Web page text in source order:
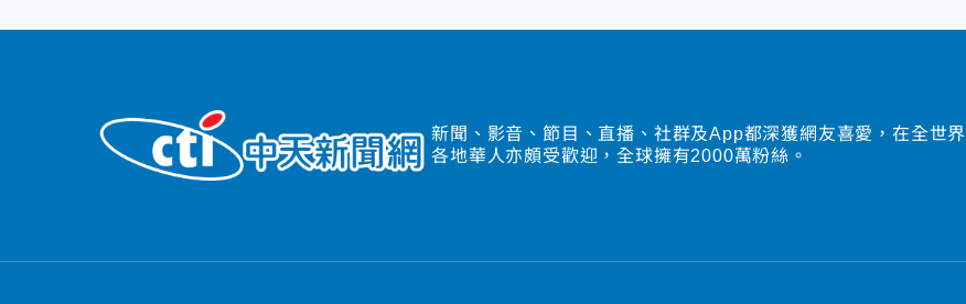
新聞、影音、節目、直播、社群及App都深獲網友喜愛，在全世界
各地華人亦頗受歡迎，全球擁有2000萬粉絲。